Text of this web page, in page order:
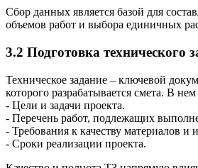
Сбор данных является базой для
объемов работ и выбора единичных
3.2 Подготовка технического
Техническое задание – ключевой
которого разрабатывается смета. В
- Цели и задачи проекта.
- Перечень работ, подлежащих
- Требования к качеству материалов и
- Сроки реализации проекта.